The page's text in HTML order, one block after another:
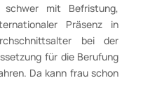
mit Befristung,
Präsenz in
bei der
für die Berufung
Da kann frau schon